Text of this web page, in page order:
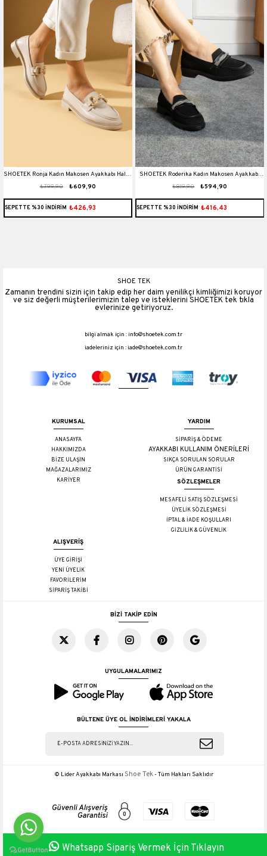
SHOETEK Ronja Kadın Makosen Ayakkabı Halka
Tokalı Babet Bej Deri
₺609,90
₺799,90
SEPETTE %30 İNDİRİM ₺426,93
SHOETEK Roderika Kadın Makosen Ayakkabı
Triko Dokumalı Biye Dolamalı Taşlı Babet Siyah
₺594,90
₺819,90
SEPETTE %30 İNDİRİM ₺416,43
SHOE TEK
Zamanın trendini sizin için takip edip her daim yenilikçi kimliğimizi koruyor
ve siz değerli müşterilerimizin talep ve isteklerini SHOETEK tek tıkla
evlerinize getiriyoruz.
bilgi almak için :info@shoetek.com.tr
iadeleriniz için :iade@shoetek.com.tr
KURUMSAL
ANASAYFA
HAKKIMIZDA
BİZE ULAŞIN
MAĞAZALARIMIZ
KARİYER
YARDIM
SİPARİŞ & ÖDEME
AYAKKABI KULLANIM ÖNERİLERİ
SIKÇA SORULAN SORULAR
ÜRÜN GARANTİSİ
SÖZLEŞMELER
MESAFELİ SATIŞ SÖZLEŞMESİ
ÜYELİK SÖZLEŞMESİ
İPTAL & İADE KOŞULLARI
GİZLİLİK & GÜVENLİK
ALIŞVERİŞ
ÜYE GİRİŞİ
YENİ ÜYELİK
FAVORİLERİM
SİPARİŞ TAKİBİ
BİZİ TAKİP EDİN
UYGULAMALARIMIZ
BÜLTENE ÜYE OL İNDİRİMLERİ YAKALA
© Lider Ayakkabı Markası Shoe Tek- Tüm Hakları Saklıdır
Whatsapp Sipariş Vermek İçin Tıklayın